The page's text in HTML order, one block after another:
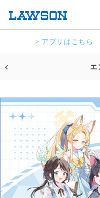
> アプリはこちら
エ